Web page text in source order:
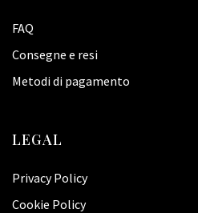
FAQ
Consegne e resi
Metodi di pagamento
LEGAL
Privacy Policy
Cookie Policy